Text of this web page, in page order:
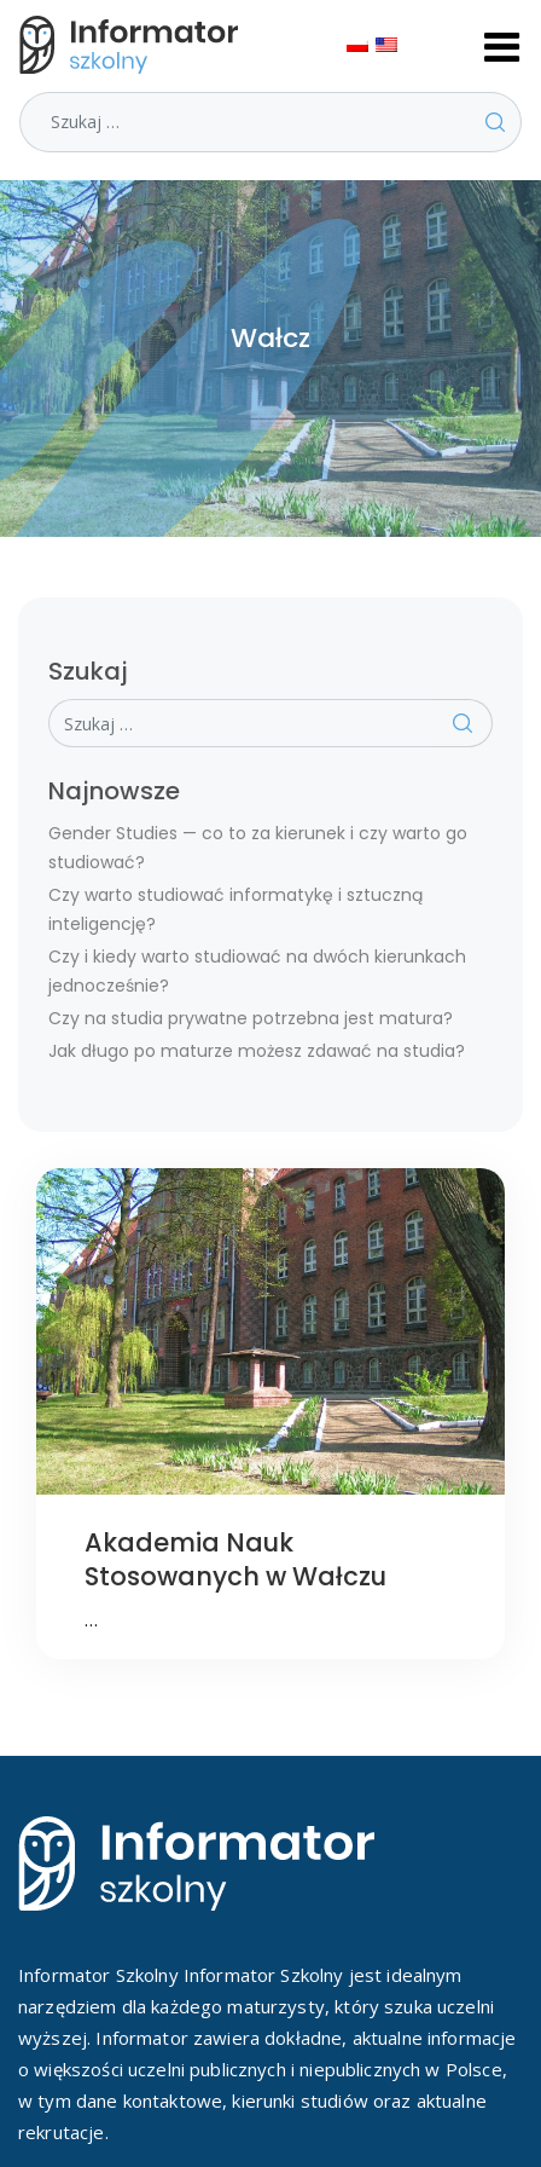
Szukaj
Wałcz
Szukaj
Szukaj
Najnowsze
Gender Studies — co to za kierunek i czy warto go
studiować?
Czy warto studiować informatykę i sztuczną
inteligencję?
Czy i kiedy warto studiować na dwóch kierunkach
jednocześnie?
Czy na studia prywatne potrzebna jest matura?
Jak długo po maturze możesz zdawać na studia?
Akademia Nauk
Stosowanych w Wałczu
…
Informator Szkolny Informator Szkolny jest idealnym
narzędziem dla każdego maturzysty, który szuka uczelni
wyższej. Informator zawiera dokładne, aktualne informacje
o większości uczelni publicznych i niepublicznych w Polsce,
w tym dane kontaktowe, kierunki studiów oraz aktualne
rekrutacje.